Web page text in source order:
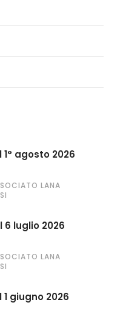
agosto 2026
LANA
6 luglio 2026
LANA
giugno 2026